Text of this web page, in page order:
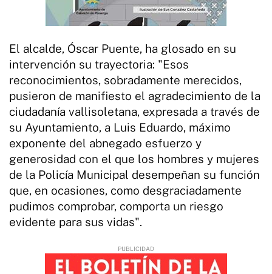
El alcalde, Óscar Puente, ha glosado en su
intervención su trayectoria: "Esos
reconocimientos, sobradamente merecidos,
pusieron de manifiesto el agradecimiento de la
ciudadanía vallisoletana, expresada a través de
su Ayuntamiento, a Luis Eduardo, máximo
exponente del abnegado esfuerzo y
generosidad con el que los hombres y mujeres
de la Policía Municipal desempeñan su función
que, en ocasiones, como desgraciadamente
pudimos comprobar, comporta un riesgo
evidente para sus vidas".